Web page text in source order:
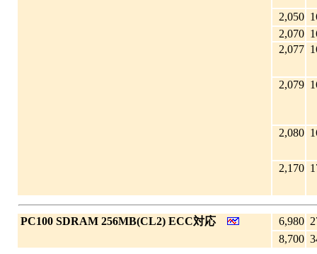
2,050
2,070
2,077
2,079
2,080
2,170
PC100 SDRAM 256MB(CL2) ECC対応 6,980
8,700